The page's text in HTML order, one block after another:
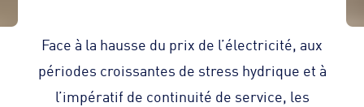
Face à la hausse du prix de l’électricité, aux
périodes croissantes de stress hydrique et à
l’impératif de continuité de service, les